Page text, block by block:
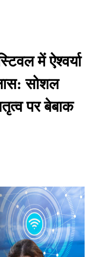
में ऐश्वर्या
सोशल
पर बेबाक